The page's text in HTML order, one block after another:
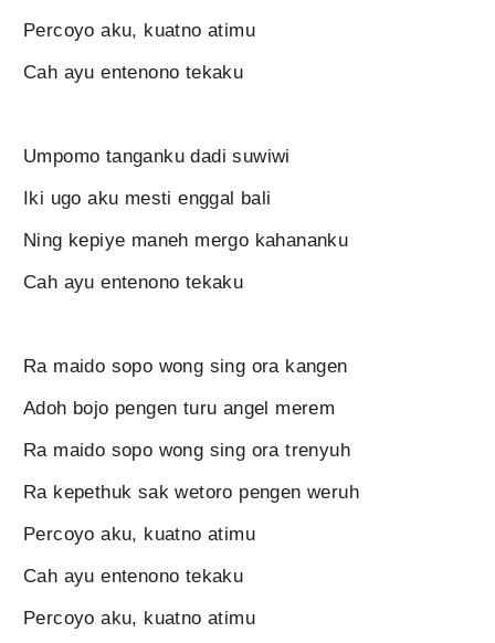
Percoyo aku, kuatno atimu
Cah ayu entenono tekaku
Umpomo tanganku dadi suwiwi
Iki ugo aku mesti enggal bali
Ning kepiye maneh mergo kahananku
Cah ayu entenono tekaku
Ra maido sopo wong sing ora kangen
Adoh bojo pengen turu angel merem
Ra maido sopo wong sing ora trenyuh
Ra kepethuk sak wetoro pengen weruh
Percoyo aku, kuatno atimu
Cah ayu entenono tekaku
Percoyo aku, kuatno atimu